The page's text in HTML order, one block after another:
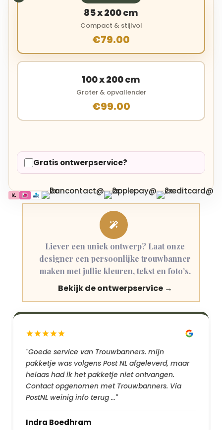
85 x 200 cm
Compact & stijlvol
€79.00
100 x 200 cm
Groter & opvallender
€99.00
Gratis ontwerpservice?

Liever een uniek ontwerp? Laat onze
designer een persoonlijke trouwbanner
maken met jullie kleuren, tekst en foto’s.
Bekijk de ontwerpservice →
"Goede service van Trouwbanners. mijn
pakketje was volgens Post NL afgeleverd, maar
helaas had ik het pakketje niet ontvangen.
Contact opgenomen met Trouwbanners. Via
PostNL weinig info terug …"
Indra Boedhram